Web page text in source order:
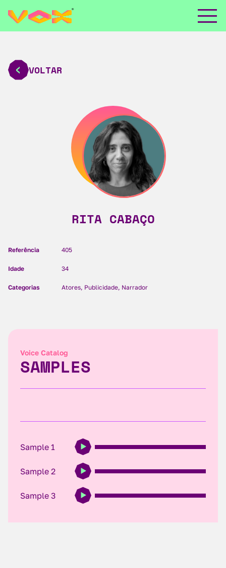
VOLTAR
RITA CABAÇO
Referência 405
Idade 34
Categorias Atores, Publicidade, Narrador
Voice Catalog
SAMPLES
Sample 1
Sample 2
Sample 3